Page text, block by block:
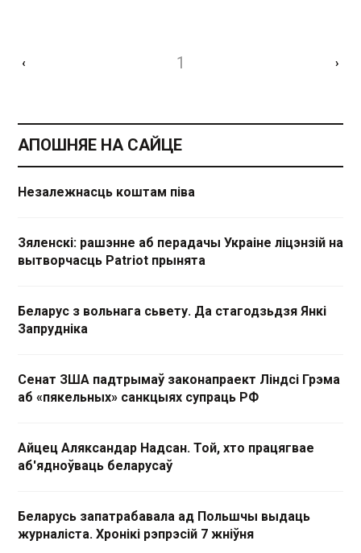
‹ 1 ›
АПОШНЯЕ НА САЙЦЕ
Незалежнасць коштам піва
Зяленскі: рашэнне аб перадачы Украіне ліцэнзій на
вытворчасць Patriot прынята
Беларус з вольнага сьвету. Да стагодзьдзя Янкі
Запрудніка
Сенат ЗША падтрымаў законапраект Ліндсі Грэма
аб «пякельных» санкцыях супраць РФ
Айцец Аляксандар Надсан. Той, хто працягвае
аб'ядноўваць беларусаў
Беларусь запатрабавала ад Польшчы выдаць
журналіста. Хронікі рэпрэсій 7 жніўня